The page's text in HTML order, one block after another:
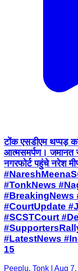
टोंक एसडीएम थप्पड़
आत्मसमर्पण। जमानत
नगरफोर्ट पहुंचे नरेश
#TonkNews
#BreakingNews
#CourtUpdate
#SCSTCourt
#LatestNews
15
Peeplu, Tonk | Aug